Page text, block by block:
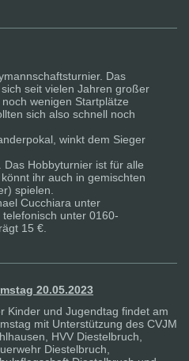
Das
seit vielen Jahren großer
wenigen Startplätze
sich also schnell noch
winkt dem Sieger
Hobbyturnier ist für alle
ihr auch in gemischten
spielen.
Cucchiara unter
unter 0160-
15 €.
20.05.2023
Kinder und Jugendtag findet am
mit Unterstützung des CVJM
HVV Diestelbruch,
Diestelbruch,